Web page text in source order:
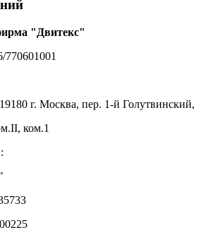
"Двитекс"
г. Москва, пер. 1-й Голутвинский,
ком.1